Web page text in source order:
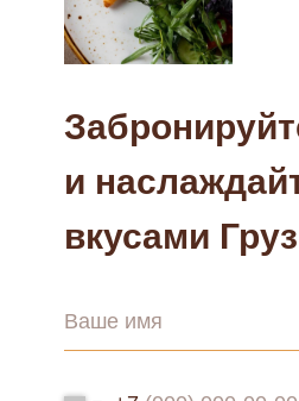
Ваше имя
и
вкусами